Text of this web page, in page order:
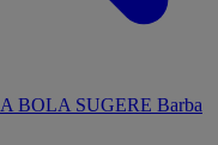
A BOLA SUGERE Barba